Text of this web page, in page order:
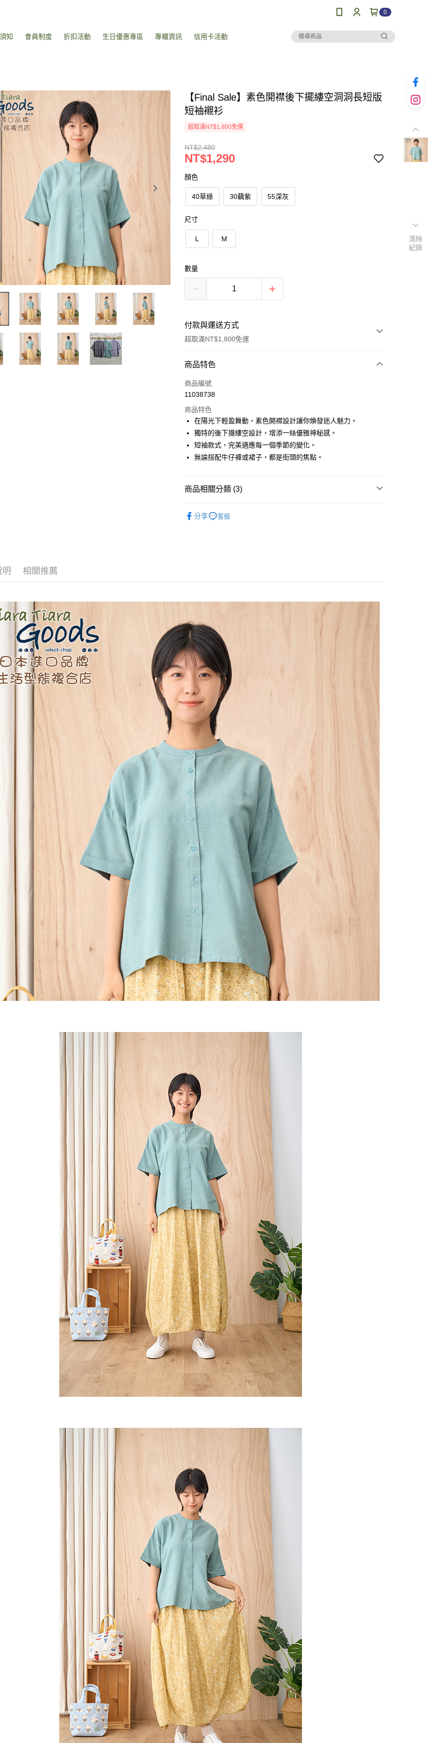
0
知 會員制度 折扣活動 生日優惠專區 專櫃資訊 信用卡活動
【Final Sale】素色開襟後下擺縷空洞洞長短版
短袖襯衫
超取滿NT$1,800免運
NT$2,480
NT$1,290
顏色
40草綠 30藕紫 55深灰
尺寸
L M
數量
付款與運送方式
超取滿NT$1,800免運
付款方式
信用卡一次付款
LINE Pay
Apple Pay
悠遊付
全盈+PAY
相關說明
付」結帳頁面，進行簡訊認證並確認金額後，即可完成結帳。
３．收到繳費通知簡訊後14天內，點擊此簡訊中的連結，可透過四大超商
／ATM／網路銀行／等多元方式進行付款，方視為交易完成。
※ 請注意：結帳手續完成當下不需立刻繳費，但若您需要取消訂單，請聯
絡購買商品的店家。未經商家同意取消之訂單仍視為有效，需透過AFTEE
先享後付繳納相關費用。
※ 交易是否成功請以「AFTEE先享後付 」之結帳頁面顯示為準，若有關於
是否繳費成功／繳費後需取消欲退款等相關疑問，請聯繫「AFTEE先享後
付客戶支援中心」
【注意事項】
１．透過由恩沛科技股份有限公司提供之「AFTEE先享後付」服務完成之
交易，需依本服務之必要範圍內提供個人資料，並將交易相關給付款項請
求債權轉讓予恩沛科技股份有限公司。
２．關於個人資料處理事宜，請瀏覽以下網址：
https://aftee.tw/terms/#terms3
３．未成年的使用者請事先徵得法定代理人或監護人之同意方可使用
「AFTEE先享後付」，若未經同意申辦者引起之損失，本公司不負相關責
任。
４．使用「AFTEE先享後付」時，將依據個別帳號之用戶狀況，依本公司
即時審查核予不同之上限額度；若仍有額度不足之情形，本公司將視審查
結果請求用戶進行身份認證。
５．嚴禁一人註冊多個帳號或使用他人資訊註冊。若發現惡意使用之情
形，恩沛科技股份有限公司將有權停止該用戶之使用額度並採取法律行
動。
每筆NT$60，滿NT$1,800(含以上)免運費
7-11取貨付款
每筆NT$60，滿NT$2,000(含以上)免運費
付款後7-11取貨
每筆NT$60，滿NT$2,000(含以上)免運費
黑貓宅急便(包裹尺寸60cm以下)
每筆NT$100，滿NT$2,000(含以上)免運費
黑貓宅急便(包裹尺寸90cm以下)
每筆NT$140，滿NT$2,000(含以上)免運費
商品特色
商品編號
11038738
商品特色
在陽光下輕盈舞動，素色開襟設計讓你煥發迷人魅力。
獨特的後下擺縷空設計，增添一絲優雅神秘感。
短袖款式，完美適應每一個季節的變化。
無論搭配牛仔褲或裙子，都是街頭的焦點。
商品相關分類 (3)
分享 客服
明 相關推薦
清除
紀錄